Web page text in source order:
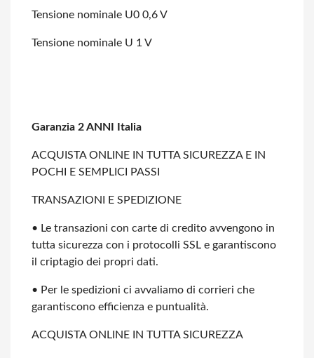
Tensione nominale U0 0,6 V
Tensione nominale U 1 V
Garanzia 2 ANNI Italia
ACQUISTA ONLINE IN TUTTA SICUREZZA E IN
POCHI E SEMPLICI PASSI
TRANSAZIONI E SPEDIZIONE
• Le transazioni con carte di credito avvengono in
tutta sicurezza con i protocolli SSL e garantiscono
il criptagio dei propri dati.
• Per le spedizioni ci avvaliamo di corrieri che
garantiscono efficienza e puntualità.
ACQUISTA ONLINE IN TUTTA SICUREZZA